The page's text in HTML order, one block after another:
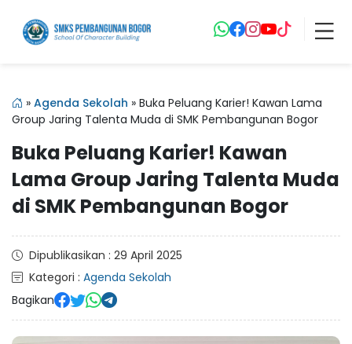
» Agenda Sekolah » Buka Peluang Karier! Kawan Lama
Group Jaring Talenta Muda di SMK Pembangunan Bogor
Buka Peluang Karier! Kawan
Lama Group Jaring Talenta Muda
di SMK Pembangunan Bogor
Dipublikasikan : 29 April 2025
Kategori : Agenda Sekolah
Bagikan